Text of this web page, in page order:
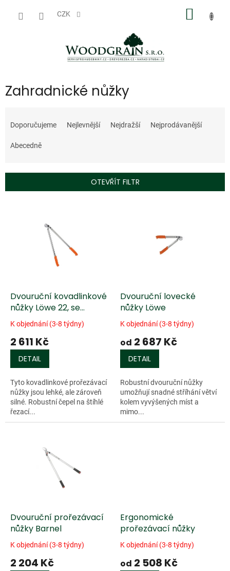
CZK
Zahradnické nůžky
a
e
í
r
Doporučujeme Nejlevnější Nejdražší Nejprodávanější
Abecedně
OTEVŘÍT FILTR
dDvouruční kovadlinkové
nůžky Löwe 22, se
zakřivenou čepelí
K objednání (3-8 týdny)
2 611 Kč
DETAIL
Tyto kovadlinkové prořezávací
nůžky jsou lehké, ale zároveň
silné. Robustní čepel na štíhlé
řezací...
Dvouruční lovecké
nůžky Löwe
K objednání (3-8 týdny)
od 2 687 Kč
DETAIL
Robustní dvouruční nůžky
umožňují snadné stříhání větví
kolem vyvýšených míst a
mimo...
Dvouruční prořezávací
nůžky Barnel
K objednání (3-8 týdny)
2 204 Kč
Ergonomické
prořezávací nůžky
K objednání (3-8 týdny)
od 2 508 Kč